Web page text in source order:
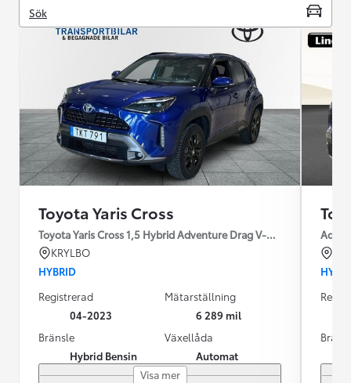
Sök
Toyota Yaris Cross
Toyota Yaris Cross 1,5 Hybrid Adventure Drag V-Hjul
KRYLBO
HYBRID
Registrerad
04-2023
Mätarställning
6 289 mil
Bränsle
Hybrid Bensin
Växellåda
Automat
Visa mer